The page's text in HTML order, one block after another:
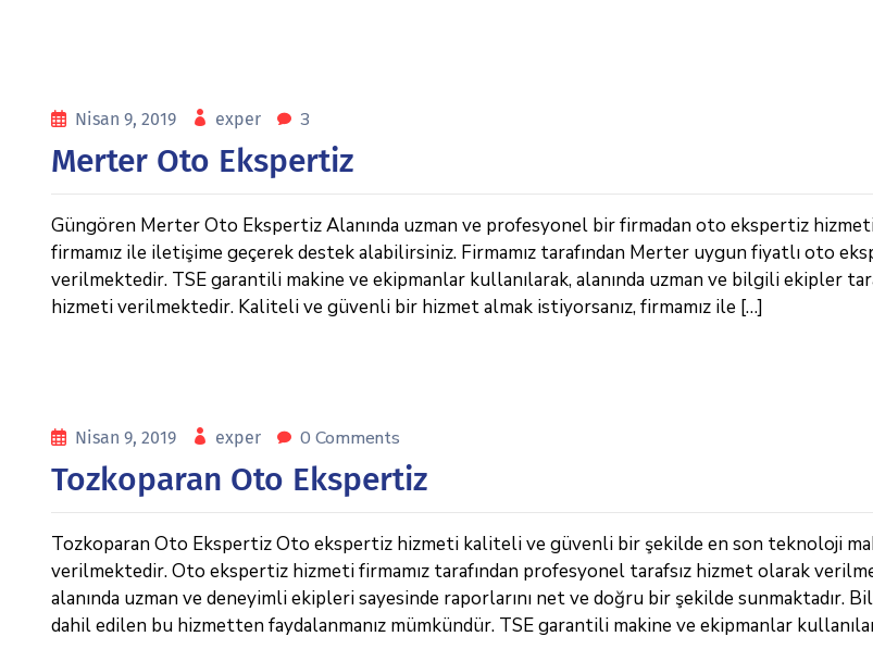
Nisan 9, 2019 exper 3
Merter Oto Ekspertiz
Güngören Merter Oto Ekspertiz Alanında uzman ve profesyonel bir firmadan oto ekspertiz
firmamız ile iletişime geçerek destek alabilirsiniz. Firmamız tarafından Merter uygun fiyatlı oto
verilmektedir. TSE garantili makine ve ekipmanlar kullanılarak, alanında uzman ve bilgili ekipler
hizmeti verilmektedir. Kaliteli ve güvenli bir hizmet almak istiyorsanız, firmamız ile […]
Nisan 9, 2019 exper 0 Comments
Tozkoparan Oto Ekspertiz
Tozkoparan Oto Ekspertiz Oto ekspertiz hizmeti kaliteli ve güvenli bir şekilde en son teknoloji
verilmektedir. Oto ekspertiz hizmeti firmamız tarafından profesyonel tarafsız hizmet olarak
alanında uzman ve deneyimli ekipleri sayesinde raporlarını net ve doğru bir şekilde sunmaktadır.
dahil edilen bu hizmetten faydalanmanız mümkündür. TSE garantili makine ve ekipmanlar